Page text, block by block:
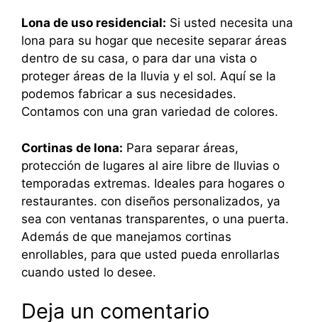
Lona de uso residencial: Si usted necesita una
lona para su hogar que necesite separar áreas
dentro de su casa, o para dar una vista o
proteger áreas de la lluvia y el sol. Aquí se la
podemos fabricar a sus necesidades.
Contamos con una gran variedad de colores.
Cortinas de lona: Para separar áreas,
protección de lugares al aire libre de lluvias o
temporadas extremas. Ideales para hogares o
restaurantes. con diseños personalizados, ya
sea con ventanas transparentes, o una puerta.
Además de que manejamos cortinas
enrollables, para que usted pueda enrollarlas
cuando usted lo desee.
Deja un comentario